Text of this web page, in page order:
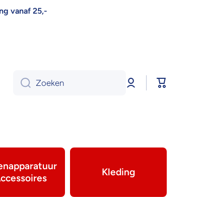
vanaf 25,-
Zoeken
Log
in
Kleding